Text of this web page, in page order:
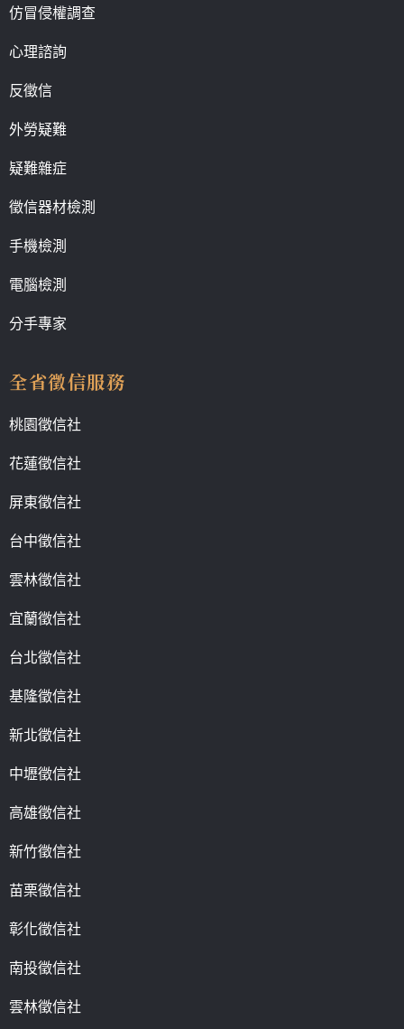
仿冒侵權調查
心理諮詢
反徵信
外勞疑難
疑難雜症
徵信器材檢測
手機檢測
電腦檢測
分手專家
全省徵信服務
桃園徵信社
花蓮徵信社
屏東徵信社
台中徵信社
雲林徵信社
宜蘭徵信社
台北徵信社
基隆徵信社
新北徵信社
中壢徵信社
高雄徵信社
新竹徵信社
苗栗徵信社
彰化徵信社
南投徵信社
雲林徵信社